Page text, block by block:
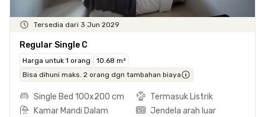
Tersedia dari 3 Jun 2029
Regular Single C
Harga untuk 1 orang
10.68 m²
Bisa dihuni maks. 2 orang dgn tambahan biaya
Single Bed 100x200 cm
Termasuk Listrik
Kamar Mandi Dalam
Jendela arah luar